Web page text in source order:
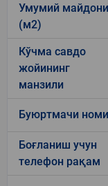
Умумий майдони
(м2)
Кўчма савдо
жойининг
манзили
Буюртмачи номи
Боғланиш учун
телефон рақам